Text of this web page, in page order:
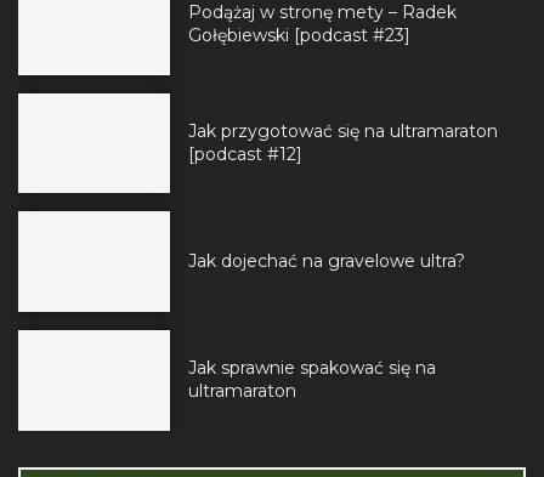
Podążaj w stronę mety – Radek
Gołębiewski [podcast #23]
Jak przygotować się na ultramaraton
[podcast #12]
Jak dojechać na gravelowe ultra?
Jak sprawnie spakować się na
ultramaraton